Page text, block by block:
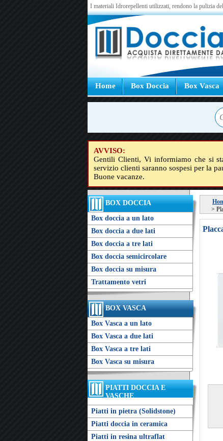
I materiali Idrorepellenti utilizzati, rendono la pulizia
Home Box Doccia Box Vasca
AVVISO:
Gentili Clienti, Vi informiamo che si
servizio clienti saranno sospesi per la
Buone vacanze.
BOX DOCCIA
Box doccia a un lato
Box doccia a due lati
Box doccia a tre lati
Box doccia semicircolare
Box doccia su misura
Trattamento vetri
BOX VASCA
Box Vasca a un lato
Box Vasca a due lati
Box Vasca a tre lati
Box Vasca su misura
PIATTI DOCCIA E
VASCHE
Piatti in pietra (Solidstone)
Piatti doccia in ceramica
Piatti in resina ultraflat
>